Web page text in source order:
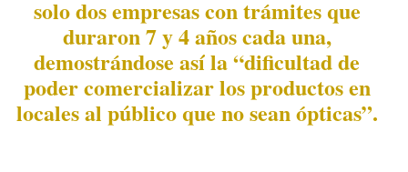
solo dos empresas con trámites que
duraron 7 y 4 años cada una,
demostrándose así la “dificultad de
poder comercializar los productos en
locales al público que no sean ópticas”.